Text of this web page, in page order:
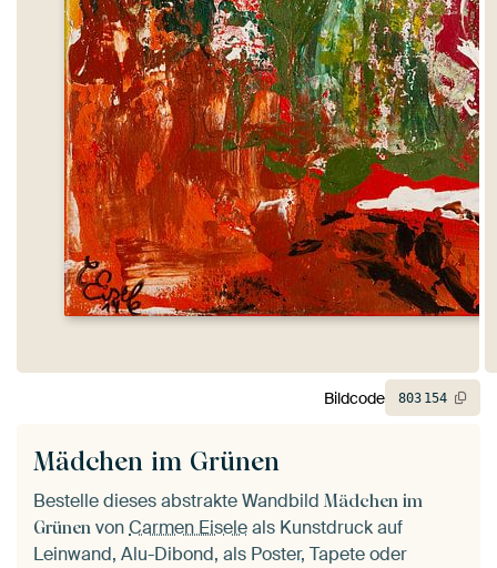
Mädchen im Grünen
Bestelle dieses abstrakte Wandbild Mädchen im
Grünen vonCarmen Eiseleals Kunstdruck auf
Leinwand, Alu-Dibond, als Poster, Tapete oder
Bildcode 803 154